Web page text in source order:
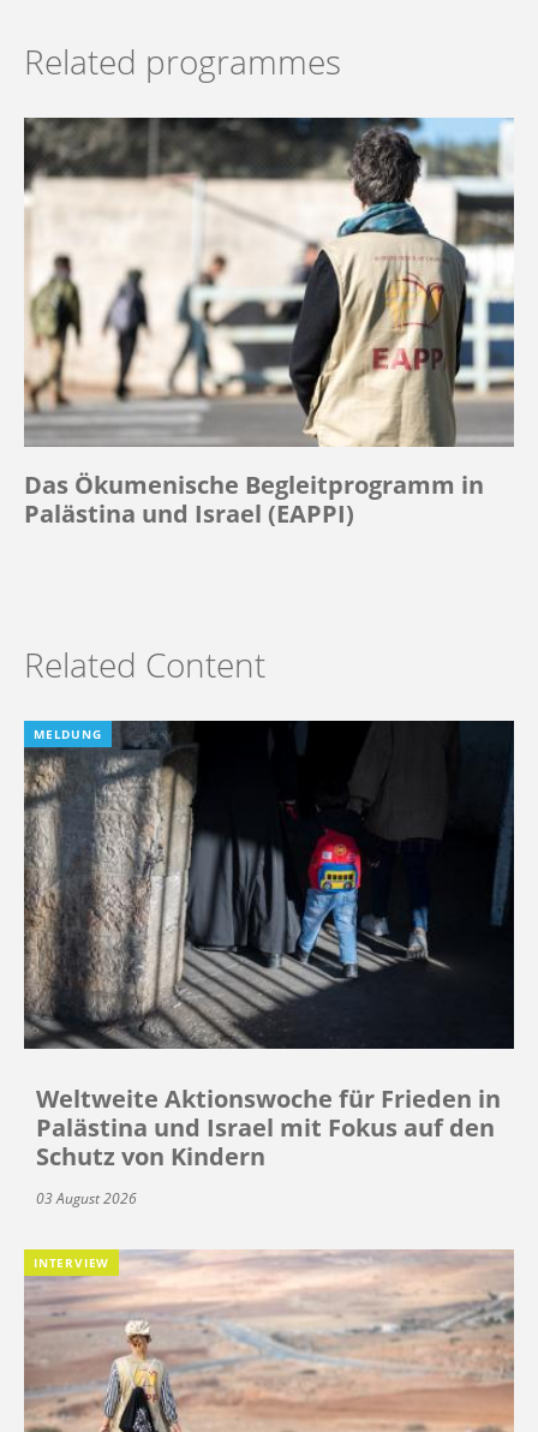
Related programmes
Das Ökumenische Begleitprogramm in
Palästina und Israel (EAPPI)
Related Content
MELDUNG
Weltweite Aktionswoche für Frieden in
Palästina und Israel mit Fokus auf den
Schutz von Kindern
03 August 2026
INTERVIEW